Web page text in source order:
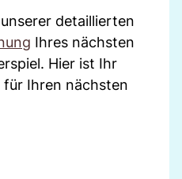
detaillierten
Ihres nächsten
Hier ist Ihr
Ihren nächsten